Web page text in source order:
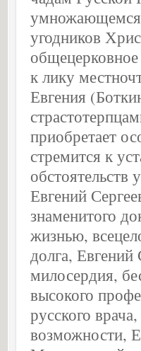
умножающемся
угодников
к лику
Евгения
приобретает
стремится к
обстоятельств
Евгений
знаменитого
жизнью,
долга, Евгений
милосердия,
высокого
русского
возможности,